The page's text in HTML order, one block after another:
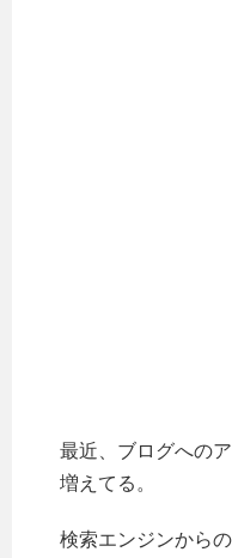
最近、ブログへの
増えてる。
検索エンジンから